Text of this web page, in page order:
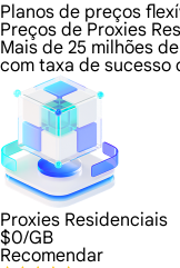
Planos de preços
Preços de Proxies
Mais de 25 milhões
com taxa de sucesso
Proxies Residenciais
$0/GB
Recomendar